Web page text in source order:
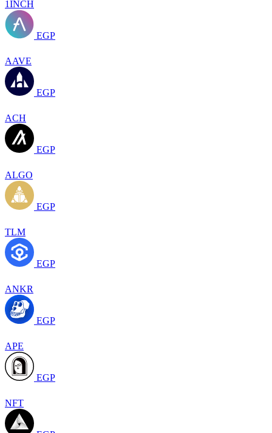
1INCH
EGP
AAVE
EGP
ACH
EGP
ALGO
EGP
TLM
EGP
ANKR
EGP
APE
EGP
NFT